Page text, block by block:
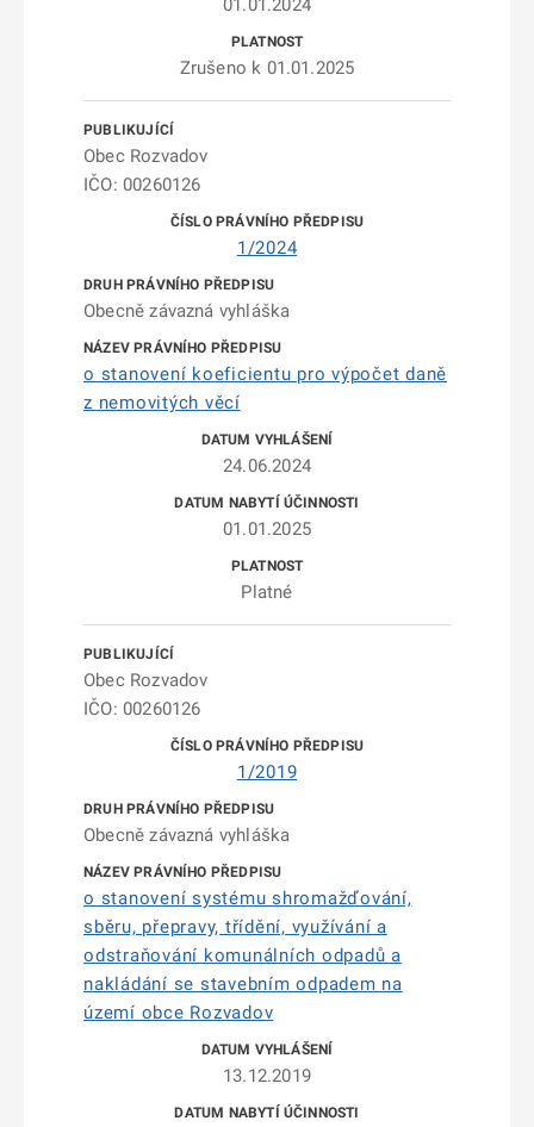
01.01.2024
Zrušeno k 01.01.2025
Obec Rozvadov
IČO: 00260126
1/2024
Obecně závazná vyhláška
o stanovení koeficientu pro výpočet daně
z nemovitých věcí
24.06.2024
01.01.2025
Platné
Obec Rozvadov
IČO: 00260126
1/2019
Obecně závazná vyhláška
o stanovení systému shromažďování,
sběru, přepravy, třídění, využívání a
odstraňování komunálních odpadů a
nakládání se stavebním odpadem na
území obce Rozvadov
13.12.2019